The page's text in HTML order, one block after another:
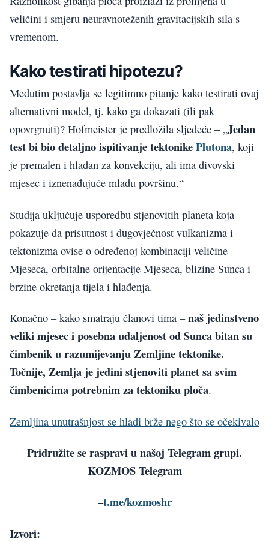
veličini i smjeru neuravnoteženih gravitacijskih sila s
vremenom.
Kako testirati hipotezu?
Međutim postavlja se legitimno pitanje kako testirati ovaj
alternativni model, tj. kako ga dokazati (ili pak
opovrgnuti)? Hofmeister je predložila sljedeće – „Jedan
test bi bio detaljno ispitivanje tektonikePlutona, koji
je premalen i hladan za konvekciju, ali ima divovski
mjesec i iznenađujuće mladu površinu.“
Studija uključuje usporedbu stjenovitih planeta koja
pokazuje da prisutnost i dugovječnost vulkanizma i
tektonizma ovise o određenoj kombinaciji veličine
Mjeseca, orbitalne orijentacije Mjeseca, blizine Sunca i
brzine okretanja tijela i hlađenja.
Konačno – kako smatraju članovi tima –naš jedinstveno
veliki mjesec i posebna udaljenost od Sunca bitan su
čimbenik u razumijevanju Zemljine tektonike.
Točnije, Zemlja je jedini stjenoviti planet sa svim
čimbenicima potrebnim za tektoniku ploča.
Zemljina unutrašnjost se hladi brže nego što se očekivalo
Pridružite se raspravi u našoj Telegram grupi.
KOZMOS Telegram
–t.me/kozmoshr
Izvori: